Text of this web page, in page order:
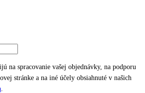
na spracovanie vašej objednávky, na podporu
stránke a na iné účely obsiahnuté v našich